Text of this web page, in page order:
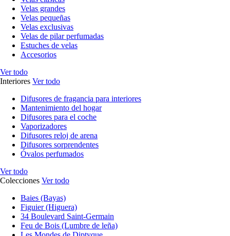
Velas grandes
Velas pequeñas
Velas exclusivas
Velas de pilar perfumadas
Estuches de velas
Accesorios
Ver todo
Interiores Ver todo
Difusores de fragancia para interiores
Mantenimiento del hogar
Difusores para el coche
Vaporizadores
Difusores reloj de arena
Difusores sorprendentes
Óvalos perfumados
Ver todo
Colecciones Ver todo
Baies (Bayas)
Figuier (Higuera)
34 Boulevard Saint-Germain
Feu de Bois (Lumbre de leña)